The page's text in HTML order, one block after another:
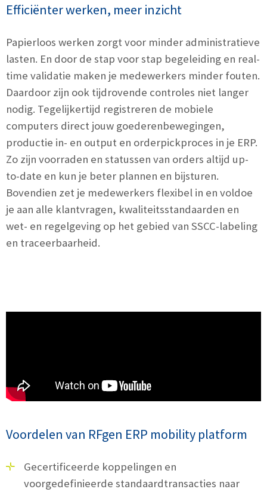
Efficiënter werken, meer inzicht
Papierloos werken zorgt voor minder administratieve
lasten. En door de stap voor stap begeleiding en real-
time validatie maken je medewerkers minder fouten.
Daardoor zijn ook tijdrovende controles niet langer
nodig. Tegelijkertijd registreren de mobiele
computers direct jouw goederenbewegingen,
productie in- en output en orderpickproces in je ERP.
Zo zijn voorraden en statussen van orders altijd up-
to-date en kun je beter plannen en bijsturen.
Bovendien zet je medewerkers flexibel in en voldoe
je aan alle klantvragen, kwaliteitsstandaarden en
wet- en regelgeving op het gebied van SSCC-labeling
en traceerbaarheid.
Voordelen van RFgen ERP mobility platform
Gecertificeerde koppelingen en
voorgedefinieerde standaardtransacties naar